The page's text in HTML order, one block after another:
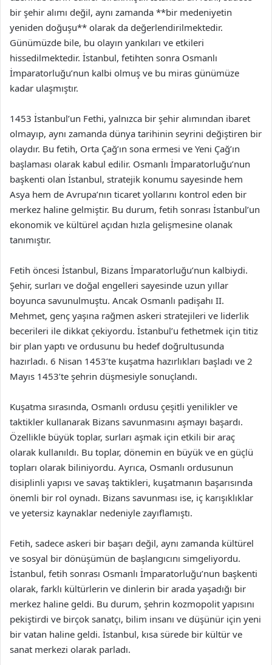
bir şehir alımı değil, aynı zamanda **bir medeniyetin
yeniden doğuşu** olarak da değerlendirilmektedir.
Günümüzde bile, bu olayın yankıları ve etkileri
hissedilmektedir. İstanbul, fetihten sonra Osmanlı
İmparatorluğu’nun kalbi olmuş ve bu miras günümüze
kadar ulaşmıştır.
1453 İstanbul’un Fethi, yalnızca bir şehir alımından ibaret
olmayıp, aynı zamanda dünya tarihinin seyrini değiştiren bir
olaydır. Bu fetih, Orta Çağ’ın sona ermesi ve Yeni Çağ’ın
başlaması olarak kabul edilir. Osmanlı İmparatorluğu’nun
başkenti olan İstanbul, stratejik konumu sayesinde hem
Asya hem de Avrupa’nın ticaret yollarını kontrol eden bir
merkez haline gelmiştir. Bu durum, fetih sonrası İstanbul’un
ekonomik ve kültürel açıdan hızla gelişmesine olanak
tanımıştır.
Fetih öncesi İstanbul, Bizans İmparatorluğu’nun kalbiydi.
Şehir, surları ve doğal engelleri sayesinde uzun yıllar
boyunca savunulmuştu. Ancak Osmanlı padişahı II.
Mehmet, genç yaşına rağmen askeri stratejileri ve liderlik
becerileri ile dikkat çekiyordu. İstanbul’u fethetmek için titiz
bir plan yaptı ve ordusunu bu hedef doğrultusunda
hazırladı. 6 Nisan 1453’te kuşatma hazırlıkları başladı ve 2
Mayıs 1453’te şehrin düşmesiyle sonuçlandı.
Kuşatma sırasında, Osmanlı ordusu çeşitli yenilikler ve
taktikler kullanarak Bizans savunmasını aşmayı başardı.
Özellikle büyük toplar, surları aşmak için etkili bir araç
olarak kullanıldı. Bu toplar, dönemin en büyük ve en güçlü
topları olarak biliniyordu. Ayrıca, Osmanlı ordusunun
disiplinli yapısı ve savaş taktikleri, kuşatmanın başarısında
önemli bir rol oynadı. Bizans savunması ise, iç karışıklıklar
ve yetersiz kaynaklar nedeniyle zayıflamıştı.
Fetih, sadece askeri bir başarı değil, aynı zamanda kültürel
ve sosyal bir dönüşümün de başlangıcını simgeliyordu.
İstanbul, fetih sonrası Osmanlı İmparatorluğu’nun başkenti
olarak, farklı kültürlerin ve dinlerin bir arada yaşadığı bir
merkez haline geldi. Bu durum, şehrin kozmopolit yapısını
pekiştirdi ve birçok sanatçı, bilim insanı ve düşünür için yeni
bir vatan haline geldi. İstanbul, kısa sürede bir kültür ve
sanat merkezi olarak parladı.